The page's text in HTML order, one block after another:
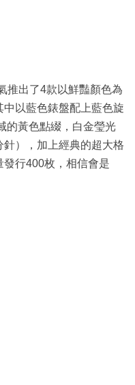
推出了4款以鮮豔顏色為
以藍色錶盤配上藍色旋
的黃色點綴，白金瑩光
），加上經典的超大格
行400枚，相信會是